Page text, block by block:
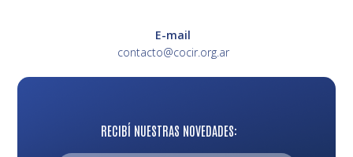
RECIBÍ NUESTRAS NOVEDADES:
E-mail
contacto@cocir.org.ar